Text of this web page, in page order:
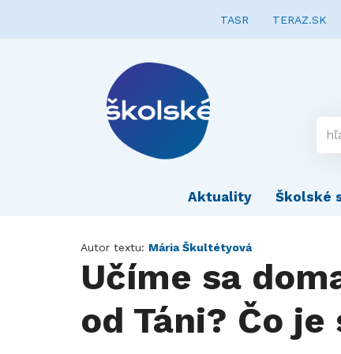
TASR TERAZ.SK
Aktuality Školské
Autor textu: Mária Škultétyová
Učíme sa
od Táni? Čo je